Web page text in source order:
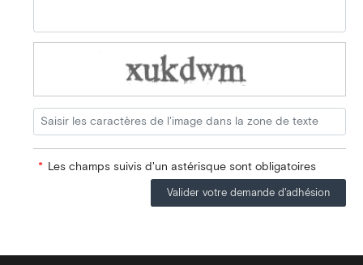
* Les champs suivis d'un astérisque sont obligatoires
Valider votre demande d'adhésion